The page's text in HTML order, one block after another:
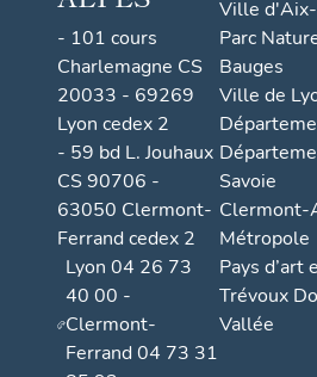
- 101 cours
Charlemagne CS
20033 - 69269
Lyon cedex 2
- 59 bd L. Jouhaux
CS 90706 -
63050 Clermont-
Ferrand cedex 2
Lyon 04 26 73
40 00 -
Clermont-
Ferrand 04 73 31
Ville
Parc
Bauges
Ville de
Savoie
Clermont-
Métropole
Pays d’art
Trévoux
Vallée